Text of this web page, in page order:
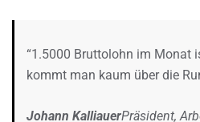
“1.5000 Bruttolohn im Monat
kommt man kaum über die
Johann KalliauerPräsident,